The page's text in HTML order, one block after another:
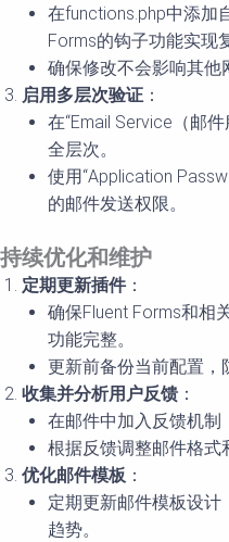
在functions.php中添加
Forms的钩子功能实现
确保修改不会影响其他
启用多层次验证 ：
在“Email Service（邮
全层次。
使用“Application
的邮件发送权限。
持续优化和维护
定期更新插件：
确保Fluent Forms和相
功能完整。
更新前备份当前配置，
收集并分析用户反馈 ：
在邮件中加入反馈机制
根据反馈调整邮件格式
优化邮件模板 ：
定期更新邮件模板设
趋势。